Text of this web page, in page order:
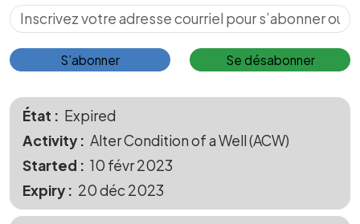
S’abonner pour les mises à jour
S’abonner Se désabonner
État
Expired
Activity
Alter Condition of a Well (ACW)
Started
10 févr 2023
Expiry
20 déc 2023